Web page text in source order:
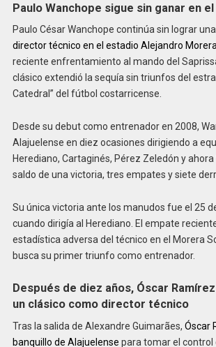
Paulo Wanchope sigue sin ganar en
Paulo César Wanchope continúa sin lograr una
director técnico en el estadio Alejandro
reciente enfrentamiento al mando del
clásico extendió la sequía sin triunfos del
Catedral” del fútbol costarricense.
Desde su debut como entrenador en 2008,
Alajuelense en diez ocasiones dirigiendo a
Herediano, Cartaginés, Pérez Zeledón y
saldo de una victoria, tres empates y siete
Su única victoria ante los manudos fue el 25
cuando dirigía al Herediano. El empate
estadística adversa del técnico en el Morera
busca su primer triunfo como entrenador.
Después de diez años, Óscar
un clásico como director técnico
Tras la salida de Alexandre Guimarães, Óscar
banquillo de Alajuelense para tomar el control